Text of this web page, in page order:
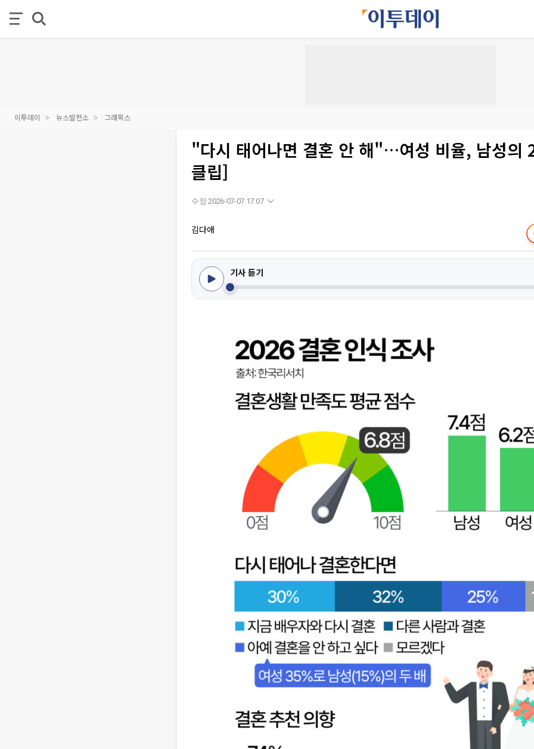
이투데이 뉴스발전소 그래픽스
"다시 태어나면 결혼 안 해"…여성 비율, 남성의
클립]
수정 2026-07-07 17:07
김다애
기사 듣기